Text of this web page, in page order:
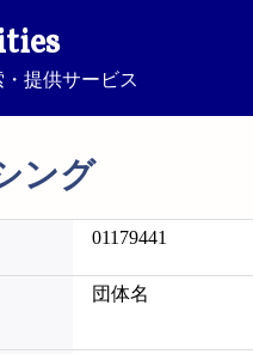
提供サービス
ング
01179441
団体名